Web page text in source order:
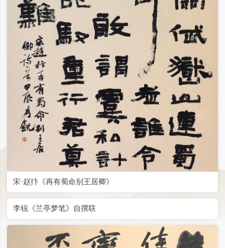
宋·赵抃《再有蜀命别王居卿》
李锐《兰亭梦笔》自撰联